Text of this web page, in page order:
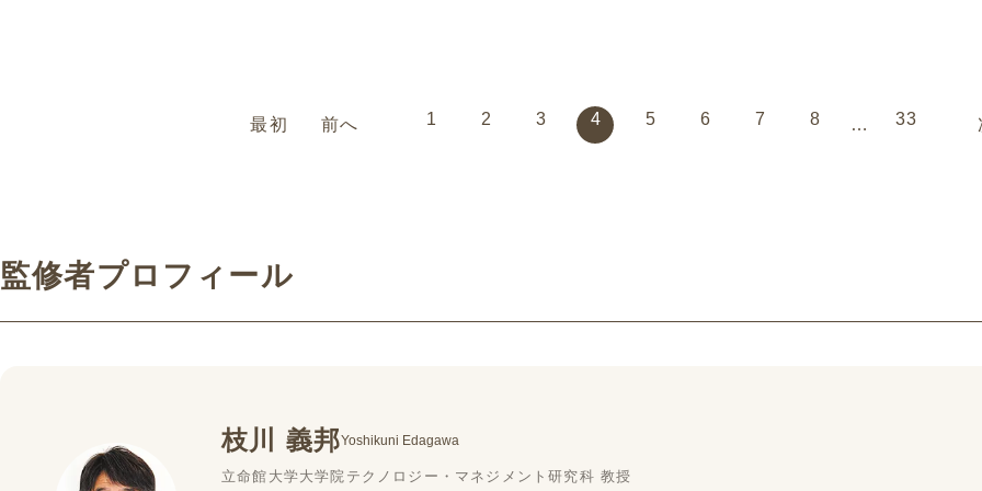
最初 前へ 1 2 3 4 5 6 7 8 … 33
監修者プロフィール
枝川 義邦Yoshikuni Edagawa
立命館大学大学院テクノロジー・マネジメント研究科 教授